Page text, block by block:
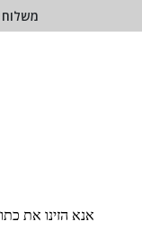
אנא הזינו את